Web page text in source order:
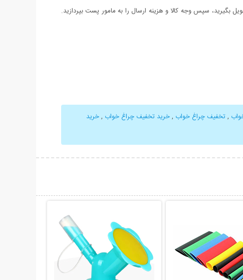
سپس وجه کالا و هزینه ارسال را به مامور پست بپردازید.
, تخفیف چراغ خواب ,خرید تخفیف چراغ خواب ,خرید